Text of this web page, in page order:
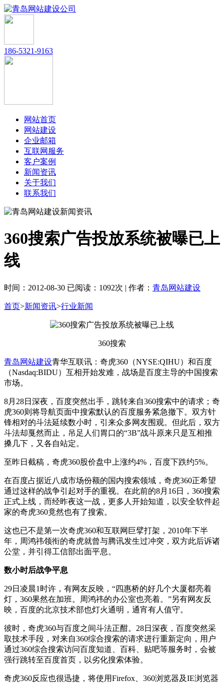
186-5321-9163
网站首页
网站建设
企业邮箱
互联网服务
客户案例
新闻资讯
关于我们
联系我们
360搜索广告投放系统被曝已上
线
时间：2012-08-30 已阅读：1092次 | 作者： 青岛网站建设
首页>新闻资讯>行业新闻
360搜索
青岛网站建设青华互联讯：奇虎360（NYSE:QIHU）和百度
（Nasdaq:BIDU）互相开始发难，战场是百度主导的中国搜索
市场。
8月28日深夜，百度突然出手，跳转来自360搜索中的请求；奇
虎360则将导航页面中搜索默认的百度服务紧急撤下。双方针
锋相对的斗法延续数小时，引来众多网友围观。但此后，双方
斗法却戛然而止，吊足人们胃口的“3B”战斗原来只是互相推
搡几下，又各自站定。
至昨日截稿，奇虎360股价盘中上涨约4%，百度下跌约5%。
在百度占据近八成市场份额的国内搜索领域，奇虎360正希望
通过这样的战争引起对手的重视。在此前的8月16日，360搜索
正式上线，而经昨夜这一战，更多人开始知道，以安全软件起
家的奇虎360竟然也有了搜索。
这也已不是第一次奇虎360和互联网巨擘打架，2010年下半
年，周鸿祎领衔的奇虎就曾与腾讯发生过冲突，双方此后诉诸
公堂，并引得工信部出面平息。
数小时后战争平息
29日凌晨1时许，有网友反映，“四惠桥的好几个大厦都亮着
灯，360果然在加班。周鸿祎的办公室也亮着。”另有网友反
映，百度的北京技术部也灯火通明，通宵有人值守。
彼时，奇虎360与百度之间斗法正酣。28日深夜，百度突然采
取技术手段，对来自360综合搜索的请求进行重新定向，用户
通过360综合搜索访问百度知道、百科、贴吧等服务时，会被
强行跳转至百度首页，以劣化搜索体验。
奇虎360反应也很迅捷，将使用Firefox、360浏览器及IE浏览器